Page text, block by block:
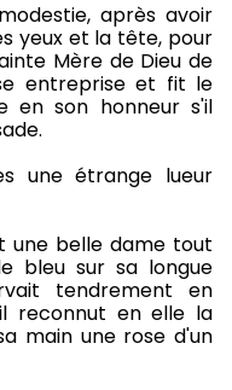
après avoir
yeux et la tête, pour
Mère de Dieu de
entreprise et fit le
en son honneur s'il
une étrange lueur
une belle dame tout
bleu sur sa longue
tendrement en
reconnut en elle la
main une rose d'un